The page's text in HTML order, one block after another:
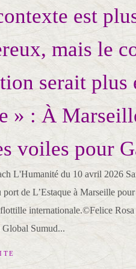
est
mais le
serait plus
» : À
voiles pour
L'Humanité du 10 avril 2026
port de L’Estaque à Marseille
internationale.©Felice
Global Sumud...